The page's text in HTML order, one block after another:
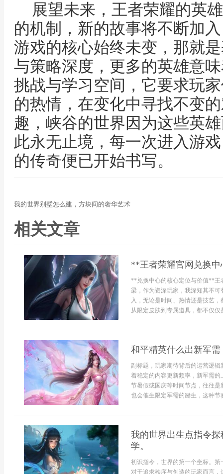
展望未来，王者荣耀的英
的机制，新的故事将不断加
游戏的核心始终未变，那就
与策略深度，更多的英雄意
挑战与学习空间，它要求玩
的热情，在变化中寻找不变
趣，峡谷的世界因为这些英
此永无止境，每一次进入游
的传奇便已开始书写。
我的世界别墅怎么建，方块间的奢华艺术
相关文章
**王者荣耀官网兑换
**兑换中心的核心定位与价值**王
梁，作为资深玩家，我深知其不
入，无论是时间、热情还是技艺
从限定皮肤到专属道具，都不仅
和平精英什么出新军
副标题，玩家期待背后的运营逻
着稳定的内容更新频率，新军需
节暑假或国庆等时间节点，往往
也会催生限定军需的诞生，这种
我的世界出生点指令
学。
初识指令，世界的第一个坐标。
对于追求秩序与创造的玩家而言